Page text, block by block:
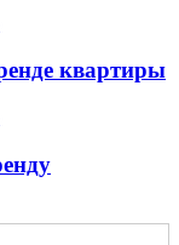
квартиры